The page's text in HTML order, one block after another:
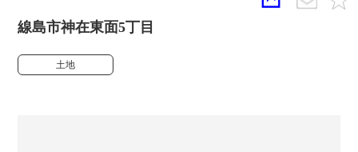
線島市神在東面5丁目
土地